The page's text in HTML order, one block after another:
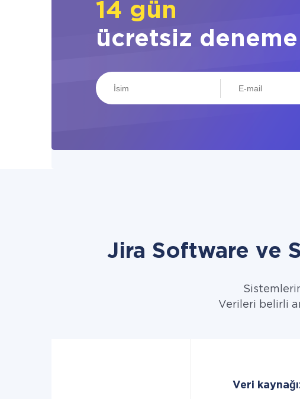
14 gün
ücretsiz deneme
Jira Software ve
Verileri belirli
Veri